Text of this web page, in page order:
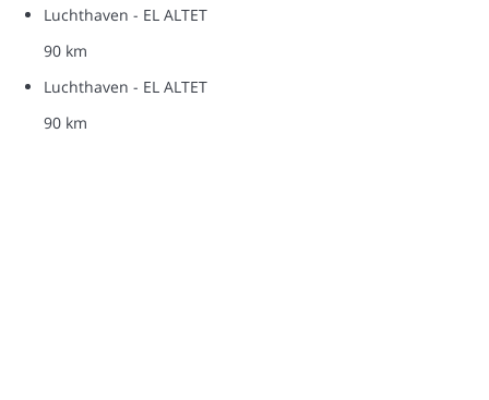
Luchthaven - EL ALTET
90 km
Luchthaven - EL ALTET
90 km